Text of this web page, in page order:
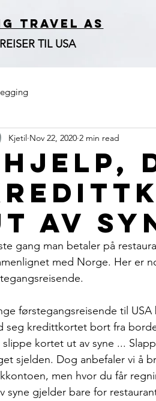
TRAVEL AS
TIL USA
av
Kjetil Nov 22, 2020 2 min read
gang man betaler på
med Norge. Her er
førstegangsreisende til
seg kredittkortet bort fra
slippe kortet ut av syne ...
sjelden. Dog anbefaler vi å
men hvor du får
syne gjelder bare for